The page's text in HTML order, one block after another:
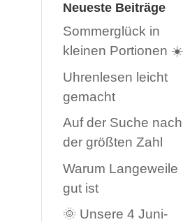
Neueste Beiträge
Sommerglück in
kleinen Portionen ☀️
Uhrenlesen leicht
gemacht
Auf der Suche nach
der größten Zahl
Warum Langeweile
gut ist
🌞 Unsere 4 Juni-